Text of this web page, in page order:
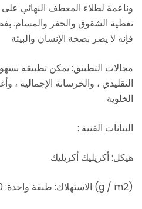
وناعمة لطلاء المعطف النهائي
تغطية الشقوق والحفر والمسام.
فإنه لا يضر بصحة الإنسان والبيئة
مجالات التطبيق: يمكن تطبيقه
التقليدي ، والخرسانة الإجمالية
الخلوية
البيانات الفنية :
هيكل: أكريليك أكريليك
الاستهلاك: طبقة واحدة: 500-1500 (g / m2)